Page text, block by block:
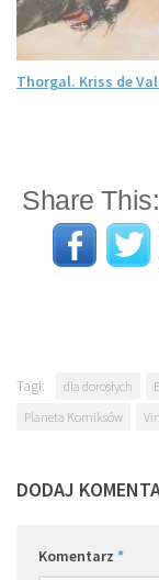
Thorgal. Kriss de
Share This:
Tagi: dla dorosłych
Planeta Komiksów
DODAJ
Komentarz *